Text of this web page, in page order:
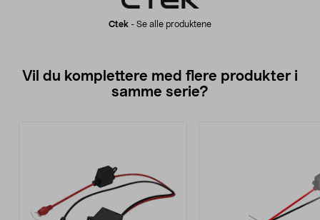
Ctek - Se alle produktene
Vil du komplettere med flere produkter i
samme serie?